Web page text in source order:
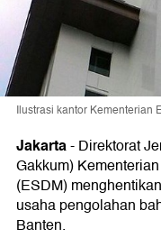
Ilustrasi kantor Kementerian
Jakarta-Direktorat
Gakkum)
(ESDM)
usaha pengolahan
Banten.